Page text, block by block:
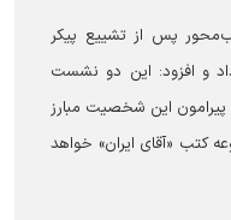
پس از تشییع پیکر
و افزود: این دو نشست
پیرامون این شخصیت مبارز
کتب «آقای ایران» خواهد